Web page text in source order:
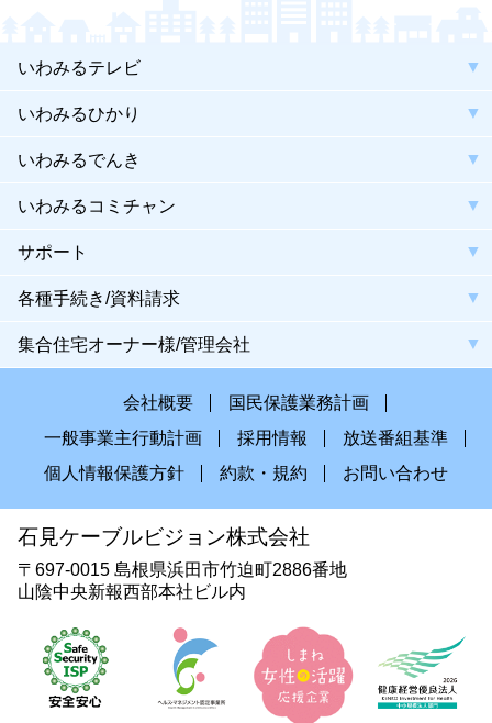
いわみるテレビ
いわみるひかり
いわみるでんき
いわみるコミチャン
サポート
各種手続き/資料請求
集合住宅オーナー様/管理会社
会社概要
国民保護業務計画
一般事業主行動計画
採用情報
放送番組基準
個人情報保護方針
約款・規約 お問い合わせ
石見ケーブルビジョン株式会社
〒697-0015 島根県浜田市竹迫町2886番地
山陰中央新報西部本社ビル内